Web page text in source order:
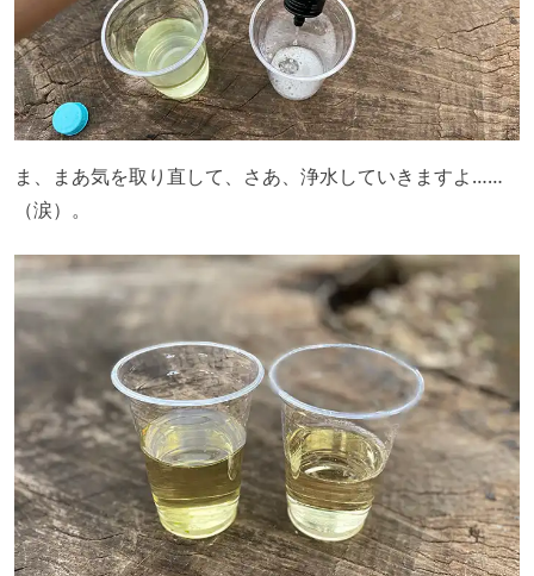
ま、まあ気を取り直して、さあ、浄水していきますよ……
（涙）。